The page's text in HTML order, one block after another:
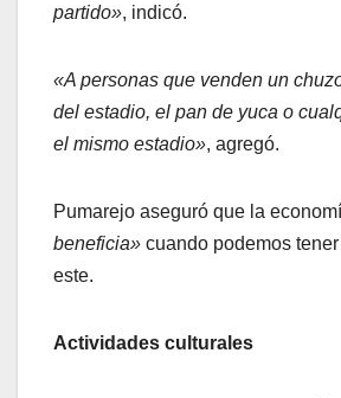
partido», indicó.
«A personas que venden un
del estadio, el pan de yuca o
el mismo estadio», agregó.
Pumarejo aseguró que la
beneficia» cuando podemos
este.
Actividades culturales